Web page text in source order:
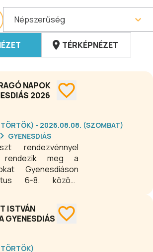
Népszerűség
TÉRKÉPNÉZET
NAPOK
2026
- 2026.08.08. (SZOMBAT)
GYENESDIÁS
rendezvénnyel
rendezik meg a
Gyenesdiáson
6-8. között.
a Kárpáti korzón
ISTVÁN
GYENESDIÁS